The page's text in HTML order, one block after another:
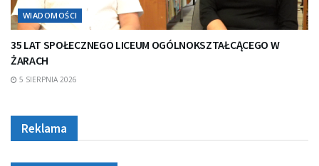
WIADOMOŚCI
35 LAT SPOŁECZNEGO LICEUM OGÓLNOKSZTAŁCĄCEGO W
ŻARACH
5 SIERPNIA 2026
Reklama